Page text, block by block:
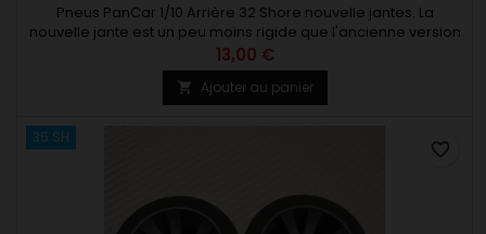
Pneus PanCar 1/10 Arrière 32 Shore nouvelle jantes. La
nouvelle jante est un peu moins rigide que l'ancienne version
cela permet une meilleure motricité du train arrière. Pour
asphalte et moquette. Fixation par 4 vis M3x8 Existe en
plusieurs dureté. A lire : info nouvelle jante
13,00 €
 Ajouter au panier
35 SH
favorite_border